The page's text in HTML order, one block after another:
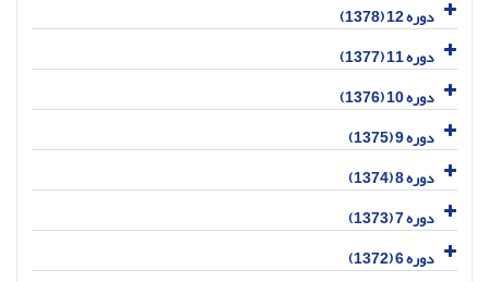
دوره 12 (1378)
دوره 11 (1377)
دوره 10 (1376)
دوره 9 (1375)
دوره 8 (1374)
دوره 7 (1373)
دوره 6 (1372)